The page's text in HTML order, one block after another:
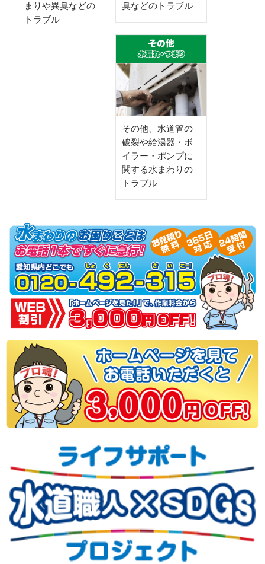
まりや異臭などの
トラブル
臭などのトラブル
その他、水道管の
破裂や給湯器・ボ
イラー・ポンプに
関する水まわりの
トラブル